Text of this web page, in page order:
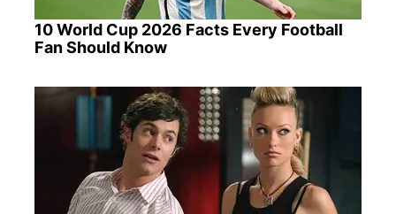
10 World Cup 2026 Facts Every Football
Fan Should Know